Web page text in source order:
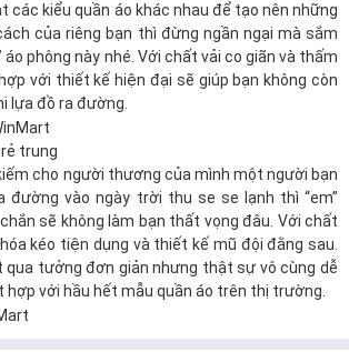
các kiểu quần áo khác nhau để tạo nên những
của riêng bạn thì đừng ngần ngại mà sắm
áo phông này nhé. Với chất vải co giãn và thấm
với thiết kế hiện đại sẽ giúp bạn không còn
lựa đồ ra đường.
trung
cho người thương của mình một người bạn
đường vào ngày trời thu se se lạnh thì “em”
sẽ không làm bạn thất vọng đâu. Với chất
kéo tiện dụng và thiết kế mũ đội đằng sau.
qua tưởng đơn giản nhưng thật sự vô cùng dễ
hợp với hầu hết mẫu quần áo trên thị trường.